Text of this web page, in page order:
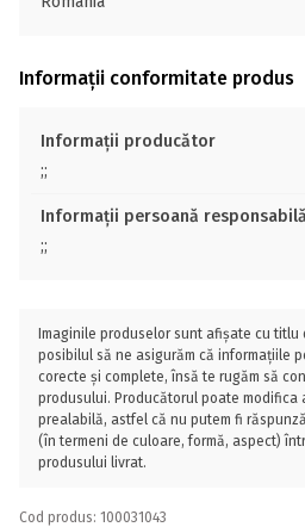
Informații conformitate produs
Informații producător
;;
Informații persoană responsabilă
;;
Imaginile produselor sunt afișate cu titlu
posibilul să ne asigurăm că informațiile
corecte și complete, însă te rugăm să
produsului. Producătorul poate modifica
prealabilă, astfel că nu putem fi
(în termeni de culoare, formă, aspect)
produsului livrat.
Cod produs: 100031043